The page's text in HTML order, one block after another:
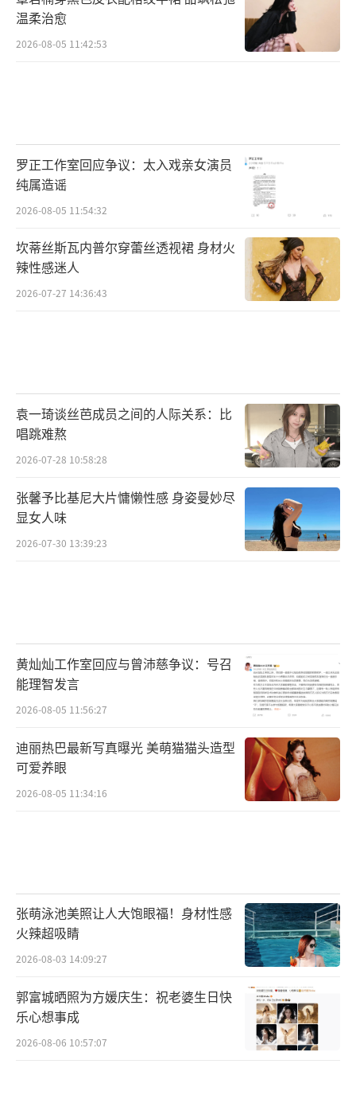
2010年3月9日，主演的刑侦剧《现场铁
证》开播，这是其首次担任男一号。
2012年10月1日，出演的军旅剧《我是特
种兵之利刃出鞘》开播。
战事》开播。
2015年9月19日，参演的古装传奇剧《琅
奖”最佳男配角奖 。
2017年6月22日，出演的古装剧《大军师
2019年5月7日，主演的缉毒剧《破冰行
动》开播，凭借该剧获得了第26届华鼎奖中国
2021年6月25日，主演的革命剧《大决
战》首播，凭借该剧获得了第32届华鼎奖最佳
男主角奖、全国观众最喜爱十佳演员奖 。
2022年5月19日，主演的年代剧《凭栏一
片风云起》播出。
（责任编辑：郭一楠 CK001）
温柔治愈
2026-08-05 11:42:53
罗正工作室回应争议：太入戏亲女演员
纯属造谣
2026-08-05 11:54:32
坎蒂丝斯瓦内普尔穿蕾丝透视裙 身材火
辣性感迷人
2026-07-27 14:36:43
袁一琦谈丝芭成员之间的人际关系：比
唱跳难熬
2026-07-28 10:58:28
张馨予比基尼大片慵懒性感 身姿曼妙尽
显女人味
2026-07-30 13:39:23
黄灿灿工作室回应与曾沛慈争议：号召
能理智发言
2026-08-05 11:56:27
迪丽热巴最新写真曝光 美萌猫猫头造型
可爱养眼
2026-08-05 11:34:16
张萌泳池美照让人大饱眼福！身材性感
火辣超吸睛
2026-08-03 14:09:27
郭富城晒照为方媛庆生：祝老婆生日快
乐心想事成
2026-08-06 10:57:07